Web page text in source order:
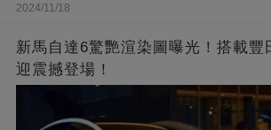
2024/11/18
新馬自達6驚艷渲染圖曝光！搭載豐
迎震撼登場！